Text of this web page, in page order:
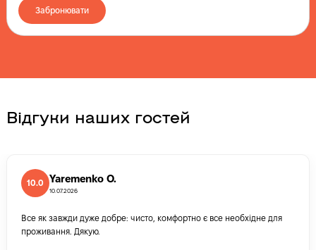
Забронювати
Відгуки наших гостей
10.0 Yaremenko O.
10.07.2026
Все як завжди дуже добре: чисто, комфортно є все необхідне для
проживання. Дякую.